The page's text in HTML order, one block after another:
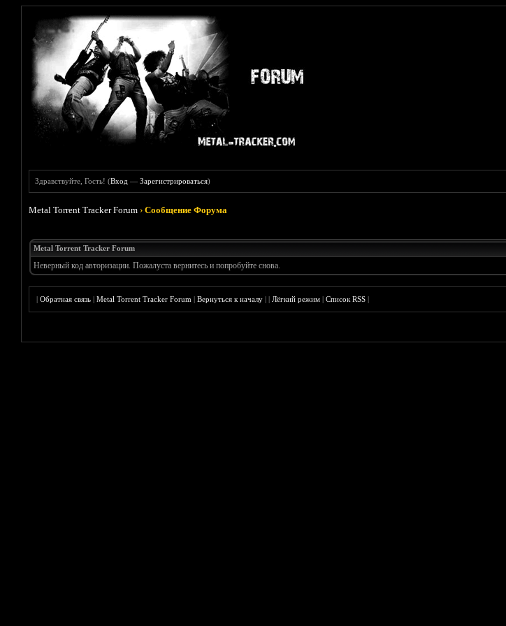
Здравствуйте, Гость! (Вход —Зарегистрироваться)
Metal Torrent Tracker Forum ›Сообщение Форума
Metal Torrent Tracker Forum
Неверный код авторизации. Пожалуста вернитесь и попробуйте снова.
|Обратная связь |Metal Torrent Tracker Forum |Вернуться к началу ||Лёгкий режим |Список RSS |